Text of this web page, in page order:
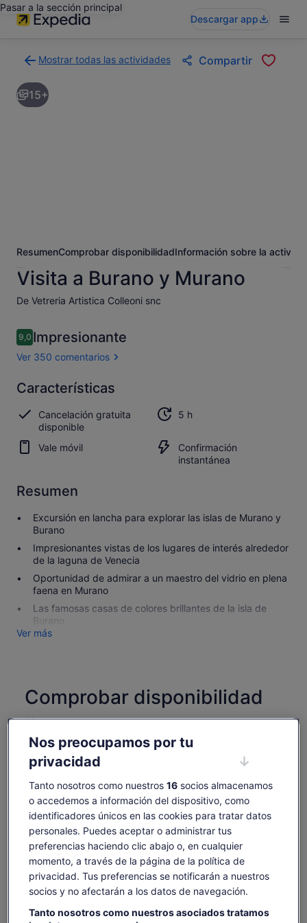
Pasar a la sección principal
Descargar app
Mostrar todas las actividades
a
la
página
Compartir
15+
ResumenComprobar disponibilidadInformación sobre la
Visita a Burano y Murano
De Vetreria Artistica Colleoni snc
Comentarios
9,09,0 de 10
Impresionante
Ver 350 comentarios
9.09.0 sobre 10
Impresionante
Abrir los
350 comentarios
Características
Cancelación gratuita
disponible
5 h
Vale móvil
Confirmación
instantánea
Resumen
Excursión en lancha para explorar las islas de Murano y
Burano
Impresionantes vistas de los lugares de interés alrededor
de la laguna de Venecia
Oportunidad de admirar a un maestro del vidrio en plena
faena en Murano
Las famosas casas de colores brillantes de la isla de
Burano
Ver más
Comprobar disponibilidad
Cambiar fechas
fechas
vie., 7 ago.
-
sáb., 8 ago. dom., 9 ago.
35 €
El
precio
anterior
era
de
50 €
y
el
50 €
35 €
incluye tasas e impuestos
por adulto
Ver entradas
Es posible que el contenido de esta página se haya
traducido automáticamente.
Ver texto original (inglés)
Opinar sobre esta traducciónSe
abre
en
una
pestaña
nueva
Qué incluye y qué no
Visita guiada a Murano y Burano
Nos preocupamos por tu
privacidad
Tanto nosotros como nuestros 16socios almacenamos
o accedemos a información del dispositivo, como
identificadores únicos en las cookies para tratar datos
personales. Puedes aceptar o administrar tus
preferencias haciendo clic abajo o, en cualquier
momento, a través de la página de la política de
privacidad. Tus preferencias se notificarán a nuestros
socios y no afectarán a los datos de navegación.
Tanto nosotros como nuestros asociados tratamos